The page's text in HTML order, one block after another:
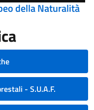
della Naturalità
- S.U.A.F.